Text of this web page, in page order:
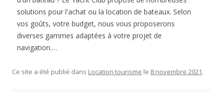
solutions pour l'achat ou la location de bateaux. Selon
vos goûts, votre budget, nous vous proposerons
diverses gammes adaptées à votre projet de
navigation.…
Ce site a été publié dans Location tourisme le 8 novembre 2021.